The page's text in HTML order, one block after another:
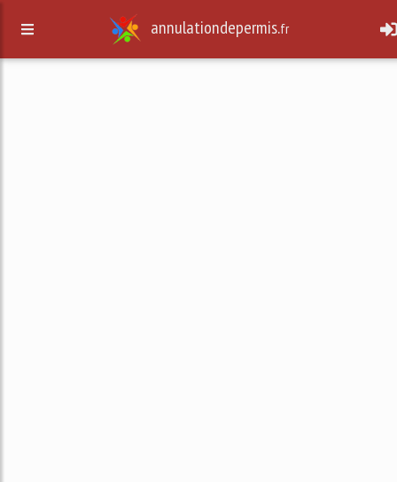
annulationdepermis.fr